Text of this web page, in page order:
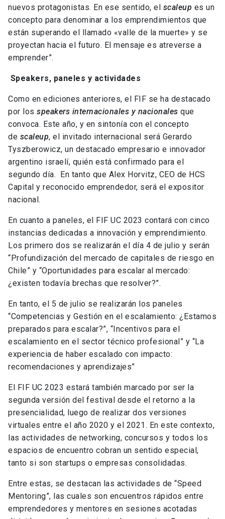
nuevos protagonistas. En ese sentido, el scaleup es un
concepto para denominar a los emprendimientos que
están superando el llamado «valle de la muerte» y se
proyectan hacia el futuro. El mensaje es atreverse a
emprender”.
Speakers, paneles y actividades
Como en ediciones anteriores, el FIF se ha destacado
por los speakers internacionales y nacionales que
convoca. Este año, y en sintonía con el concepto
de scaleup, el invitado internacional será Gerardo
Tyszberowicz, un destacado empresario e innovador
argentino israelí, quién está confirmado para el
segundo día. En tanto que Alex Horvitz, CEO de HCS
Capital y reconocido emprendedor, será el expositor
nacional.
En cuanto a paneles, el FIF UC 2023 contará con cinco
instancias dedicadas a innovación y emprendimiento.
Los primero dos se realizarán el día 4 de julio y serán
“Profundización del mercado de capitales de riesgo en
Chile” y “Oportunidades para escalar al mercado:
¿existen todavía brechas que resolver?”.
En tanto, el 5 de julio se realizarán los paneles
“Competencias y Gestión en el escalamiento: ¿Estamos
preparados para escalar?”, “Incentivos para el
escalamiento en el sector técnico profesional” y “La
experiencia de haber escalado con impacto:
recomendaciones y aprendizajes”
El FIF UC 2023 estará también marcado por ser la
segunda versión del festival desde el retorno a la
presencialidad, luego de realizar dos versiones
virtuales entre el año 2020 y el 2021. En este contexto,
las actividades de networking, concursos y todos los
espacios de encuentro cobran un sentido especial,
tanto si son startups o empresas consolidadas.
Entre estas, se destacan las actividades de “Speed
Mentoring”, las cuales son encuentros rápidos entre
emprendedores y mentores en sesiones acotadas